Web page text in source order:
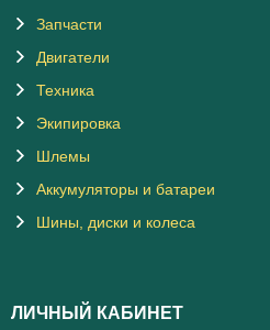
Запчасти
Двигатели
Техника
Экипировка
Шлемы
Аккумуляторы и батареи
Шины, диски и колеса
ЛИЧНЫЙ КАБИНЕТ